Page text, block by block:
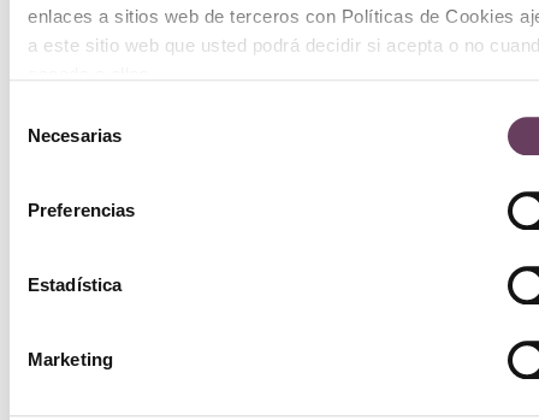
enlaces a sitios web de terceros con Políticas de Cookies
a este sitio web que usted podrá decidir si acepta o no
Necesarias
Preferencias
Estadística
Marketing